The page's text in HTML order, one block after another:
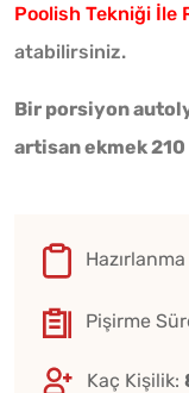
Poolish Tekniği İle
atabilirsiniz.
Bir porsiyon
artisan ekmek
Pişirme
Kaç Kişilik: